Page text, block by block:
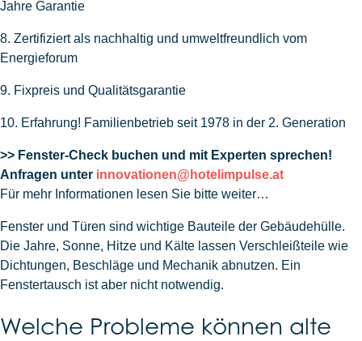
Jahre Garantie
8. Zertifiziert als nachhaltig und umweltfreundlich vom
Energieforum
9. Fixpreis und Qualitätsgarantie
10. Erfahrung! Familienbetrieb seit 1978 in der 2. Generation
>> Fenster-Check buchen und mit Experten sprechen!
Anfragen unter innovationen@hotelimpulse.at
Für mehr Informationen lesen Sie bitte weiter…
Fenster und Türen sind wichtige Bauteile der Gebäudehülle.
Die Jahre, Sonne, Hitze und Kälte lassen Verschleißteile wie
Dichtungen, Beschläge und Mechanik abnutzen. Ein
Fenstertausch ist aber nicht notwendig.
Welche Probleme können alte